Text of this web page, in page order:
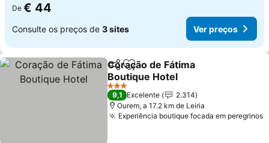
De € 44
Consulte os preços de 3 sites Ver preços
PartilharAdicionar aos favoritos
Coração de Fátima
Boutique Hotel
Ver preços
3 Estrelas
9,1 Excelente
2.314
Ourem, a 17.2 km de Leiria
Experiência boutique focada em peregrinos